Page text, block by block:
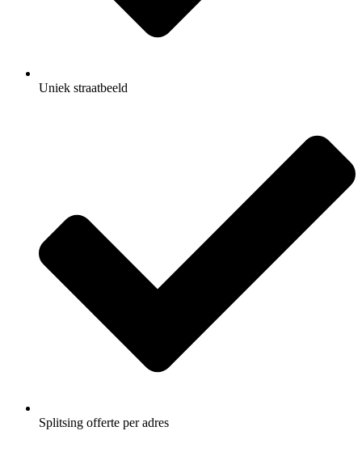
Uniek straatbeeld
Splitsing offerte per adres